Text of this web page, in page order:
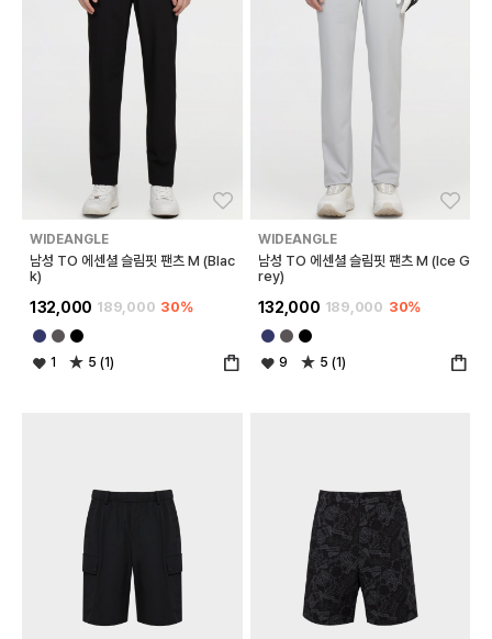
WIDEANGLE
남성 TO 에센셜 슬림핏 팬츠 M (Blac
k)
132,000 189,000 30%
1 5 (1)
WIDEANGLE
남성 TO 에센셜 슬림핏 팬츠 M (Ice G
rey)
132,000 189,000 30%
9 5 (1)